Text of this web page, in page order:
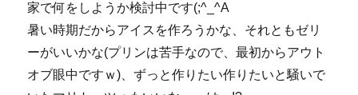
家で何をしようか検討中です(;^_^A
暑い時期だからアイスを作ろうかな、それともゼリ
ーがいいかな(プリンは苦手なので、最初からアウト
オブ眼中ですｗ)、ずっと作りたい作りたいと騒いで